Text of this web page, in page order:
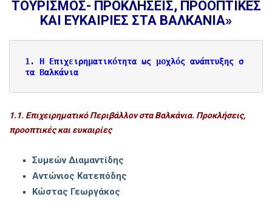
ΤΟΥΡΙΣΜΟΣ- ΠΡΟΚΛΗΣΕΙΣ, ΠΡΟΟΠΤΙΚΕΣ
ΚΑΙ ΕΥΚΑΙΡΙΕΣ ΣΤΑ ΒΑΛΚΑΝΙΑ»
1. Η Επιχειρηματικότητα ως μοχλός ανάπτυξης σ
τα Βαλκάνια
1.1. Επιχειρηματικό Περιβάλλον στα Βαλκάνια. Προκλήσεις,
προοπτικές και ευκαιρίες
Συμεών Διαμαντίδης
Αντώνιος Κατεπόδης
Κώστας Γεωργάκος